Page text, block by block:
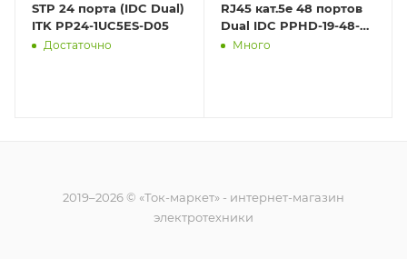
STP 24 порта (IDC Dual)
ITK PP24-1UC5ES-D05
Достаточно
RJ45 кат.5e 48 портов
Dual IDC PPHD-19-48-
8P8C-C5e-110D высокой
Много
2019–2026 © «Ток-маркет» - интернет-магазин
электротехники